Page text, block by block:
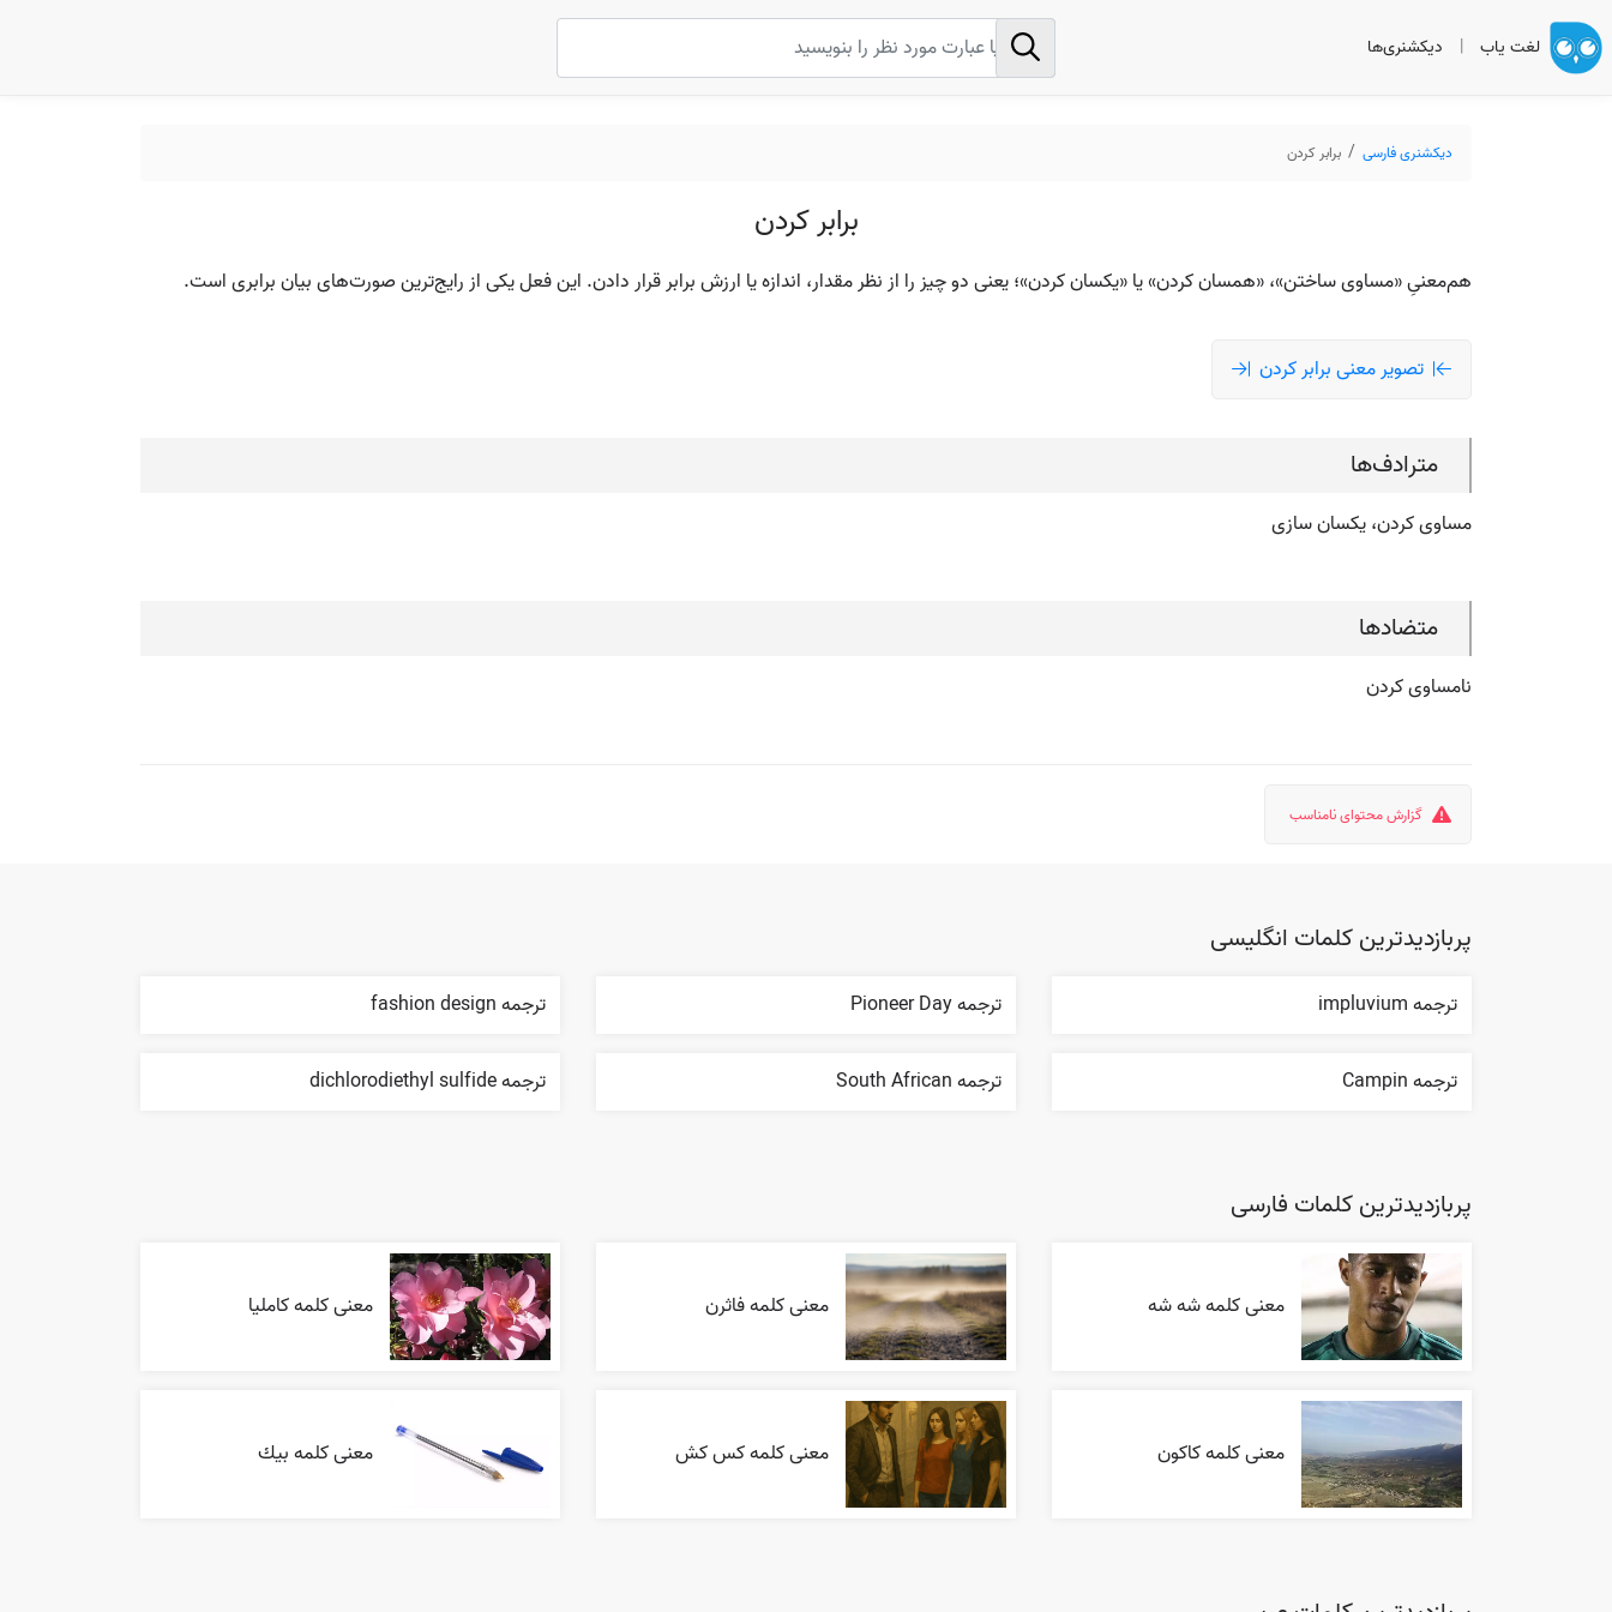
لغت یاب | دیکشنری‌ها
دیکشنری فارسی برابر کردن
برابر کردن
هم‌معنیِ «مساوی ساختن»، «همسان کردن» یا «یکسان کردن»؛ یعنی دو چیز را از نظر مقدار، اندازه یا ارزش برابر قرار دادن. این فعل یکی از رایج‌ترین صورت‌های بیان برابری است.
تصویر معنی برابر کردن
مترادف‌ها
مساوی کردن، یکسان سازی
متضادها
نامساوی کردن
گزارش محتوای نامناسب
پربازدیدترین کلمات انگلیسی
ترجمه impluvium ترجمه Pioneer Day ترجمه fashion design
ترجمه Campin ترجمه South African ترجمه dichlorodiethyl sulfide
پربازدیدترین کلمات فارسی
معنی کلمه شه شه معنی کلمه فاثرن معنی کلمه کاملیا
معنی کلمه کاکون معنی کلمه کس کش معنی کلمه بيك